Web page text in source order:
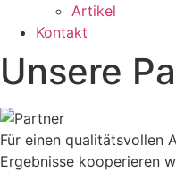
Artikel
Kontakt
Unsere
Für einen qualitätsvollen
Ergebnisse kooperieren